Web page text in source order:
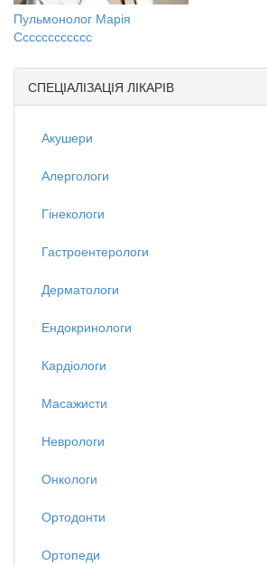
Пульмонолог Марія
Сссссссссссс
СПЕЦІАЛІЗАЦІЯ ЛІКАРІВ
Акушери
Алергологи
Гінекологи
Гастроентерологи
Дерматологи
Ендокринологи
Кардіологи
Масажисти
Неврологи
Онкологи
Ортодонти
Ортопеди